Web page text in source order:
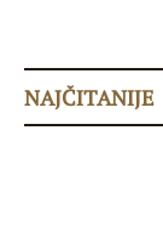
NAJČITANIJE